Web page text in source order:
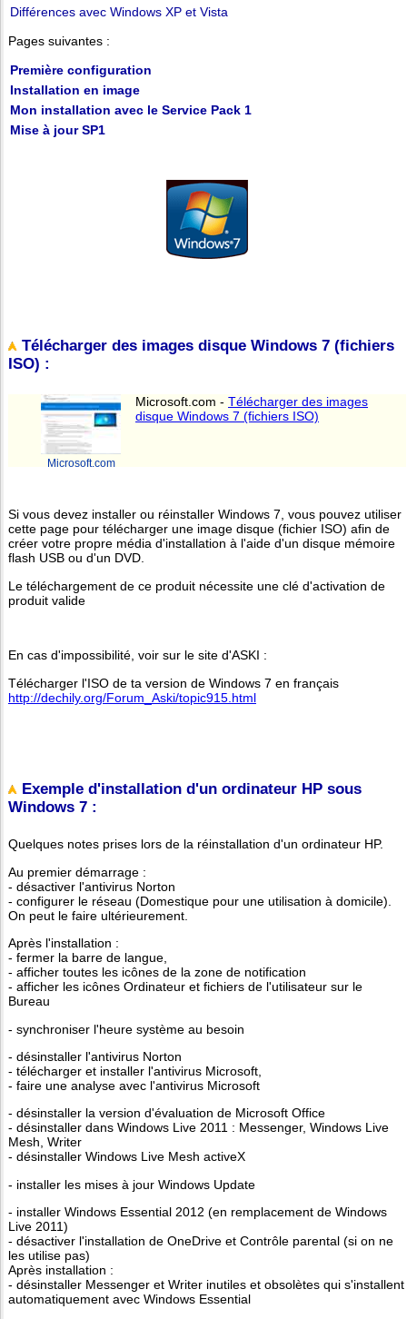
Différences avec Windows XP et Vista
Pages suivantes :
Première configuration
Installation en image
Mon installation avec le Service Pack 1
Mise à jour SP1
Télécharger des images disque Windows 7 (fichiers
ISO) :
Microsoft.com
Microsoft.com - Télécharger des images
disque Windows 7 (fichiers ISO)
Si vous devez installer ou réinstaller Windows 7, vous pouvez utiliser
cette page pour télécharger une image disque (fichier ISO) afin de
créer votre propre média d'installation à l'aide d'un disque mémoire
flash USB ou d'un DVD.
Le téléchargement de ce produit nécessite une clé d'activation de
produit valide
En cas d'impossibilité, voir sur le site d'ASKI :
Télécharger l'ISO de ta version de Windows 7 en français
http://dechily.org/Forum_Aski/topic915.html
Exemple d'installation d'un ordinateur HP sous
Windows 7 :
Quelques notes prises lors de la réinstallation d'un ordinateur HP.
Au premier démarrage :
- désactiver l'antivirus Norton
- configurer le réseau (Domestique pour une utilisation à domicile).
On peut le faire ultérieurement.
Après l'installation :
- fermer la barre de langue,
- afficher toutes les icônes de la zone de notification
- afficher les icônes Ordinateur et fichiers de l'utilisateur sur le
Bureau
- synchroniser l'heure système au besoin
- désinstaller l'antivirus Norton
- télécharger et installer l'antivirus Microsoft,
- faire une analyse avec l'antivirus Microsoft
- désinstaller la version d'évaluation de Microsoft Office
- désinstaller dans Windows Live 2011 : Messenger, Windows Live
Mesh, Writer
- désinstaller Windows Live Mesh activeX
- installer les mises à jour Windows Update
- installer Windows Essential 2012 (en remplacement de Windows
Live 2011)
- désactiver l'installation de OneDrive et Contrôle parental (si on ne
les utilise pas)
Après installation :
- désinstaller Messenger et Writer inutiles et obsolètes qui s'installent
automatiquement avec Windows Essential